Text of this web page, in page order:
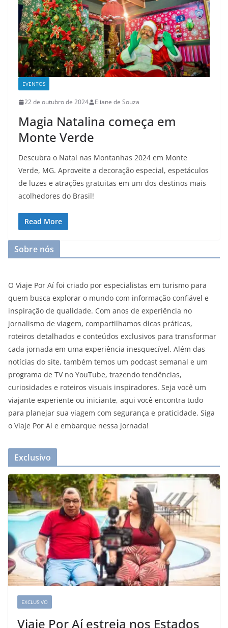
EVENTOS
22 de outubro de 2024 Eliane de Souza
Magia Natalina começa em
Monte Verde
Descubra o Natal nas Montanhas 2024 em Monte
Verde, MG. Aproveite a decoração especial, espetáculos
de luzes e atrações gratuitas em um dos destinos mais
acolhedores do Brasil!
Read More
Sobre nós
O Viaje Por Aí foi criado por especialistas em turismo para
quem busca explorar o mundo com informação confiável e
inspiração de qualidade. Com anos de experiência no
jornalismo de viagem, compartilhamos dicas práticas,
roteiros detalhados e conteúdos exclusivos para transformar
cada jornada em uma experiência inesquecível. Além das
notícias do site, também temos um podcast semanal e um
programa de TV no YouTube, trazendo tendências,
curiosidades e roteiros visuais inspiradores. Seja você um
viajante experiente ou iniciante, aqui você encontra tudo
para planejar sua viagem com segurança e praticidade. Siga
o Viaje Por Aí e embarque nessa jornada!
Exclusivo
EXCLUSIVO
Viaje Por Aí estreia nos Estados